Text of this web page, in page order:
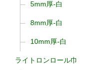
5mm厚-白
8mm厚-白
10mm厚-白
ライトロンロール巾